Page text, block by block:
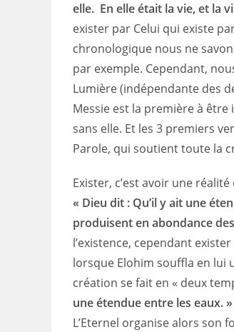
elle. En elle était la vie, et la
exister par Celui qui existe
chronologique nous ne
par exemple. Cependant,
Lumière (indépendante des
Messie est la première à être
sans elle. Et les 3 premiers
Parole, qui soutient toute la
Exister, c’est avoir une
« Dieu dit : Qu’il y ait une
produisent en abondance
l’existence, cependant
lorsque Elohim souffla en lui
création se fait en « deux
une étendue entre les eaux. »
L’Eternel organise alors son